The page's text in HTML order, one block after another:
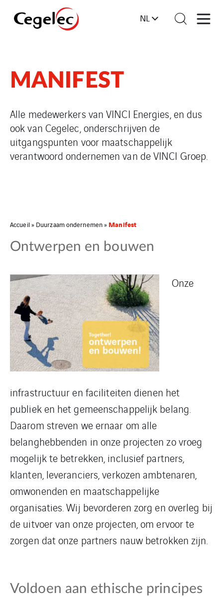
NL
MANIFEST
Alle medewerkers van VINCI Energies, en dus
ook van Cegelec, onderschrijven de
uitgangspunten voor maatschappelijk
verantwoord ondernemen van de VINCI Groep.
Accueil» Duurzaam ondernemen» Manifest
Ontwerpen en bouwen
Onze
infrastructuur en faciliteiten dienen het
publiek en het gemeenschappelijk belang.
Daarom streven we ernaar om alle
belanghebbenden in onze projecten zo vroeg
mogelijk te betrekken, inclusief partners,
klanten, leveranciers, verkozen ambtenaren,
omwonenden en maatschappelijke
organisaties. Wij bevorderen zorg en overleg bij
de uitvoer van onze projecten, om ervoor te
zorgen dat onze partners nauw betrokken zijn.
Voldoen aan ethische principes